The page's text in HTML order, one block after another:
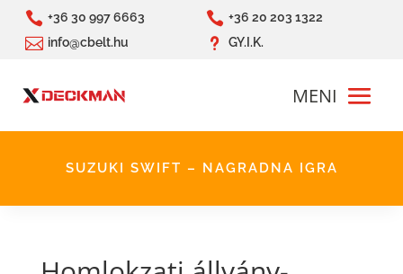
 +36 30 997 6663
 info@cbelt.hu
 +36 20 203 1322
u GY.I.K.
SUZUKI SWIFT – NAGRADNA IGRA